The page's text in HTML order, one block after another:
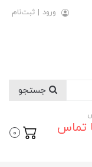
ورود | ثبت‌نام
تماس
0